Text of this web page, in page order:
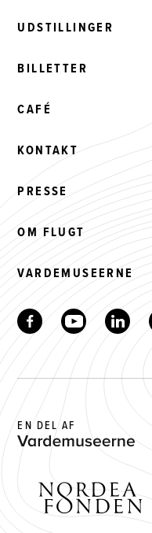
UDSTILLINGER
BILLETTER
CAFÉ
KONTAKT
PRESSE
OM FLUGT
VARDEMUSEERNE
EN DEL AF